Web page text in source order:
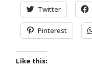
Twitter
Pinterest
Like this: